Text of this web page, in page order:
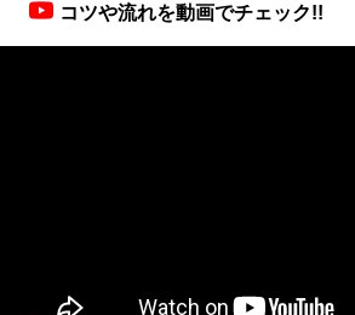
コツや流れを動画でチェック!!